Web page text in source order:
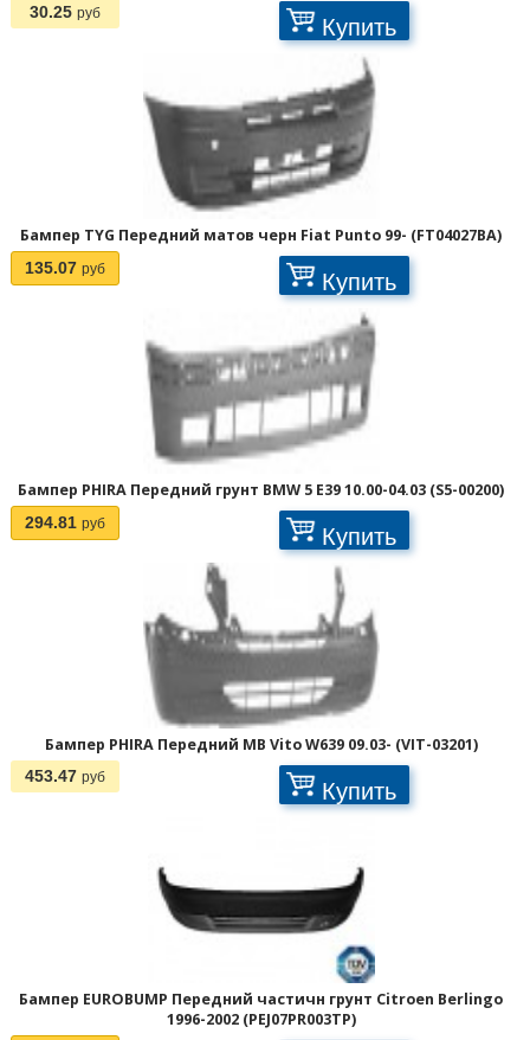
30.25 руб Купить
Бампер TYG Передний матов черн Fiat Punto 99- (FT04027BA)
135.07 руб Купить
Бампер PHIRA Передний грунт BMW 5 E39 10.00-04.03 (S5-00200)
294.81 руб Купить
Бампер PHIRA Передний MB Vito W639 09.03- (VIT-03201)
453.47 руб Купить
Бампер EUROBUMP Передний частичн грунт Citroen Berlingo
1996-2002 (PEJ07PR003TP)